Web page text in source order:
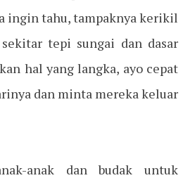
ingin tahu, tampaknya kerikil
tepi sungai dan dasar
hal yang langka, ayo cepat
dan minta mereka keluar
anak dan budak untuk